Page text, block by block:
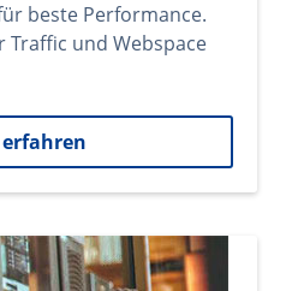
beste Performance.
und Webspace